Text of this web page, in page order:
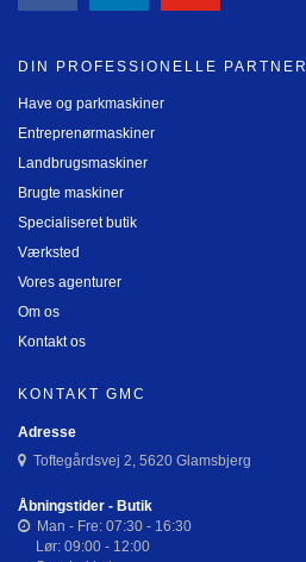
DIN PROFESSIONELLE PARTNER
Have og parkmaskiner
Entreprenørmaskiner
Landbrugsmaskiner
Brugte maskiner
Specialiseret butik
Værksted
Vores agenturer
Om os
Kontakt os
KONTAKT GMC
Adresse
Toftegårdsvej 2, 5620 Glamsbjerg
Åbningstider - Butik
Man - Fre: 07:30 - 16:30
Lør: 09:00 - 12:00